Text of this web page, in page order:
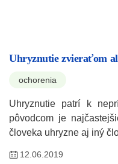
Uhryznutie zvieraťom
ochorenia
Uhryznutie patrí k
pôvodcom je
človeka uhryzne aj iný
12.06.2019